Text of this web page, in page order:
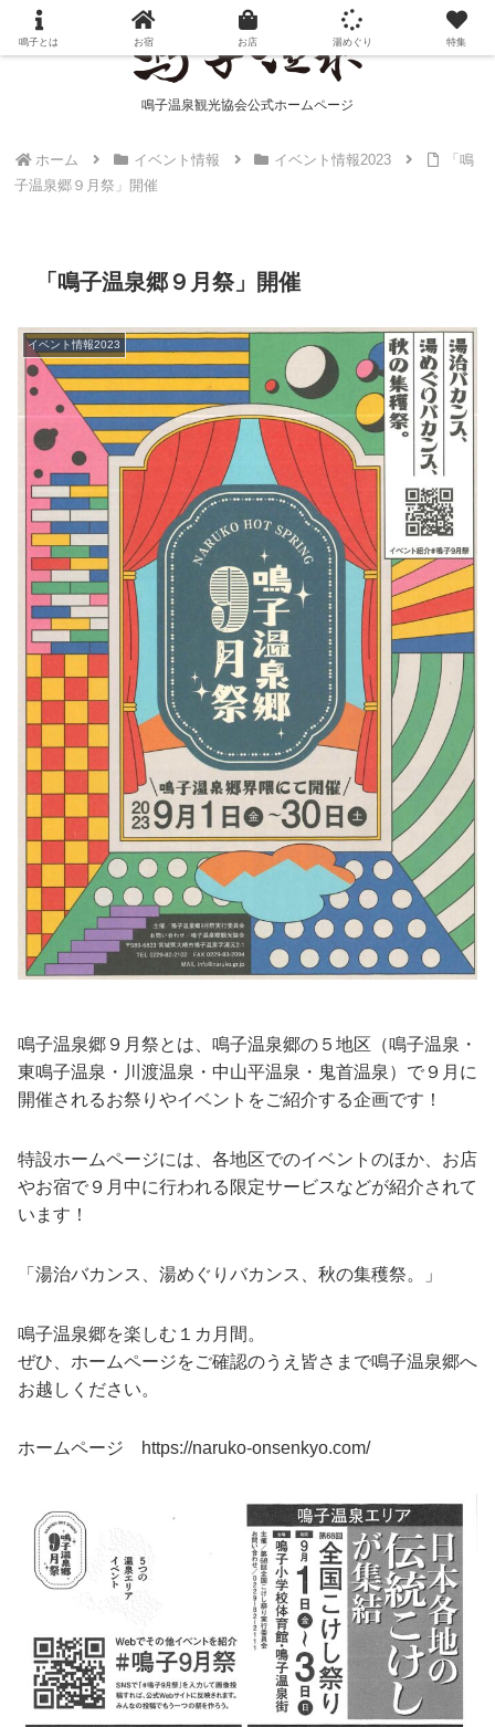
鳴子温泉観光協会公式ホームページ
ホーム イベント情報 イベント情報2023
「鳴
子温泉郷９月祭」開催
「鳴子温泉郷９月祭」開催
イベント情報2023
鳴子温泉郷９月祭とは、鳴子温泉郷の５地区（鳴子温泉・
東鳴子温泉・川渡温泉・中山平温泉・鬼首温泉）で９月に
開催されるお祭りやイベントをご紹介する企画です！
特設ホームページには、各地区でのイベントのほか、お店
やお宿で９月中に行われる限定サービスなどが紹介されて
います！
「湯治バカンス、湯めぐりバカンス、秋の集穫祭。」
鳴子温泉郷を楽しむ１カ月間。
ぜひ、ホームページをご確認のうえ皆さまで鳴子温泉郷へ
お越しください。
ホームページ https://naruko-onsenkyo.com/
鳴子とは お宿 お店 湯めぐり 特集